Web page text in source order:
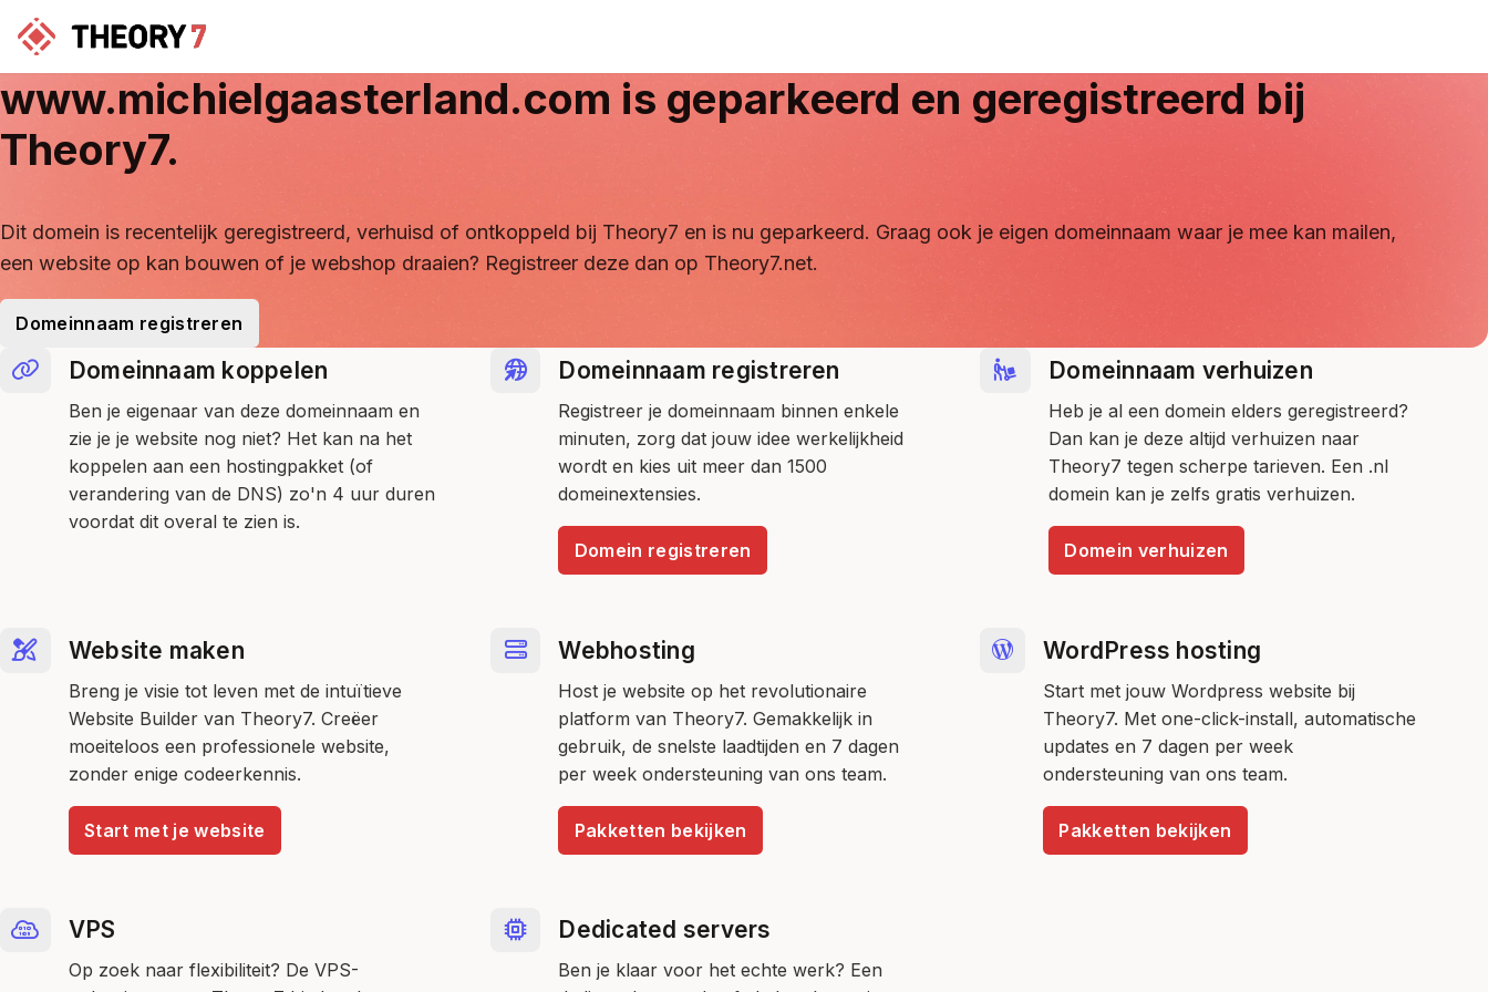
www.michielgaasterland.com is geparkeerd en geregistreerd bij
Theory7.
Dit domein is recentelijk geregistreerd, verhuisd of ontkoppeld bij Theory7 en is nu geparkeerd. Graag ook je eigen domeinnaam waar je mee kan mailen,
een website op kan bouwen of je webshop draaien? Registreer deze dan op Theory7.net.
Domeinnaam registreren
Domeinnaam koppelen
Ben je eigenaar van deze domeinnaam en
zie je je website nog niet? Het kan na het
koppelen aan een hostingpakket (of
verandering van de DNS) zo'n 4 uur duren
voordat dit overal te zien is.
Domeinnaam registreren
Registreer je domeinnaam binnen enkele
minuten, zorg dat jouw idee werkelijkheid
wordt en kies uit meer dan 1500
domeinextensies.
Domein registreren
Domeinnaam verhuizen
Heb je al een domein elders geregistreerd?
Dan kan je deze altijd verhuizen naar
Theory7 tegen scherpe tarieven. Een .nl
domein kan je zelfs gratis verhuizen.
Domein verhuizen
Website maken
Breng je visie tot leven met de intuïtieve
Website Builder van Theory7. Creëer
moeiteloos een professionele website,
zonder enige codeerkennis.
Start met je website
Webhosting
Host je website op het revolutionaire
platform van Theory7. Gemakkelijk in
gebruik, de snelste laadtijden en 7 dagen
per week ondersteuning van ons team.
Pakketten bekijken
WordPress hosting
Start met jouw Wordpress website bij
Theory7. Met one-click-install, automatische
updates en 7 dagen per week
ondersteuning van ons team.
Pakketten bekijken
VPS
Op zoek naar flexibiliteit? De VPS-
Dedicated servers
Ben je klaar voor het echte werk? Een